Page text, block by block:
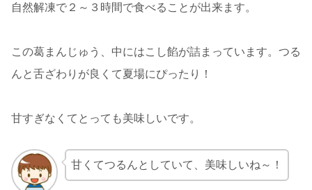
自然解凍で２～３時間で食べることが出来ます。
この葛まんじゅう、中にはこし餡が詰まっています。つる
んと舌ざわりが良くて夏場にぴったり！
甘すぎなくてとっても美味しいです。
甘くてつるんとしていて、美味しいね～！